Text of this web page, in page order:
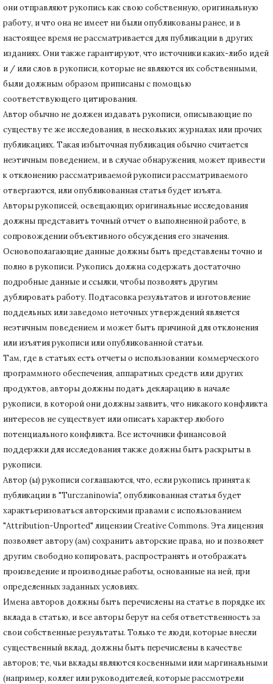
они отправляют рукопись как свою собственную, оригинальную
работу, и что она не имеет ни были опубликованы ранее, и в
настоящее время не рассматривается для публикации в других
изданиях. Они также гарантируют, что источники каких-либо идей
и / или слов в рукописи, которые не являются их собственными,
были должным образом приписаны с помощью
соответствующего цитирования.
Автор обычно не должен издавать рукописи, описывающие по
существу те же исследования, в нескольких журналах или прочих
публикациях. Такая избыточная публикация обычно считается
неэтичным поведением, и в случае обнаружения, может привести
к отклонению рассматриваемой рукописи рассматриваемого
отвергаются, или опубликованная статья будет изъята.
Авторы рукописей, освещающих оригинальные исследования
должны представить точный отчет о выполненной работе, в
сопровождении объективного обсуждения его значения.
Основополагающие данные должны быть представлены точно и
полно в рукописи. Рукопись должна содержать достаточно
подробные данные и ссылки, чтобы позволять другим
дублировать работу. Подтасовка результатов и изготовление
поддельных или заведомо неточных утверждений является
неэтичным поведением и может быть причиной для отклонения
или изъятия рукописи или опубликованной статьи.
Там, где в статьях есть отчеты о использовании коммерческого
программного обеспечения, аппаратных средств или других
продуктов, авторы должны подать декларацию в начале
рукописи, в которой они должны заявить, что никакого конфликта
интересов не существует или описать характер любого
потенциального конфликта. Все источники финансовой
поддержки для исследования также должны быть раскрыты в
рукописи.
Автор (ы) рукописи соглашаются, что, если рукопись принята к
публикации в "Turczaninowia", опубликованная статья будет
характьеризоваться авторскими правами с использованием
"Attribution-Unported" лицензии Creative Commons. Эта лицензия
позволяет автору (ам) сохранить авторские права, но и позволяет
другим свободно копировать, распространять и отображать
произведение и производные работы, основанные на ней, при
определенных заданных условиях.
Имена авторов должны быть перечислены на статье в порядке их
вклада в статью, и все авторы берут на себя ответственность за
свои собственные результаты. Только те люди, которые внесли
существенный вклад, должны быть перечислены в качестве
авторов; те, чьи вклады являются косвенными или маргинальными
(например, коллег или руководителей, которые рассмотрели